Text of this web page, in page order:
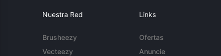
Nuestra Red
Brusheezy
Vecteezy
Links
Ofertas
Anuncie